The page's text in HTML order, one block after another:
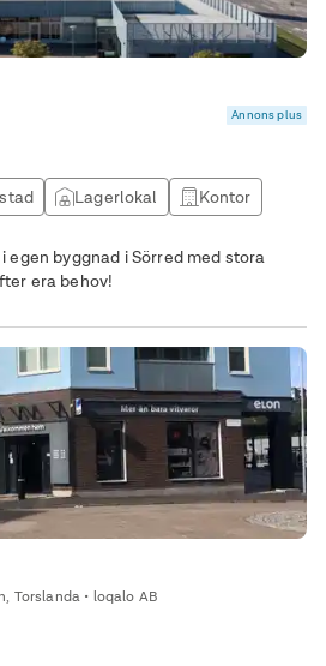
Annons plus
Lagerlokal Kontor
byggnad i Sörred med stora
era behov!
Torslanda • loqalo AB